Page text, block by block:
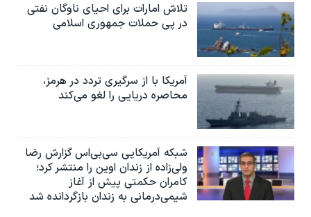
تلاش امارات برای احیای ناوگان نفتی
در پی حملات جمهوری اسلامی
آمریکا با از سرگیری تردد در هرمز،
محاصره دریایی را لغو می‌کند
شبکه آمریکایی سی‌بی‌‌اس گزارش رضا
ولی‌زاده از زندان اوین را منتشر کرد؛
کامران حکمتی پیش از آغاز
شیمی‌درمانی به زندان بازگردانده شد